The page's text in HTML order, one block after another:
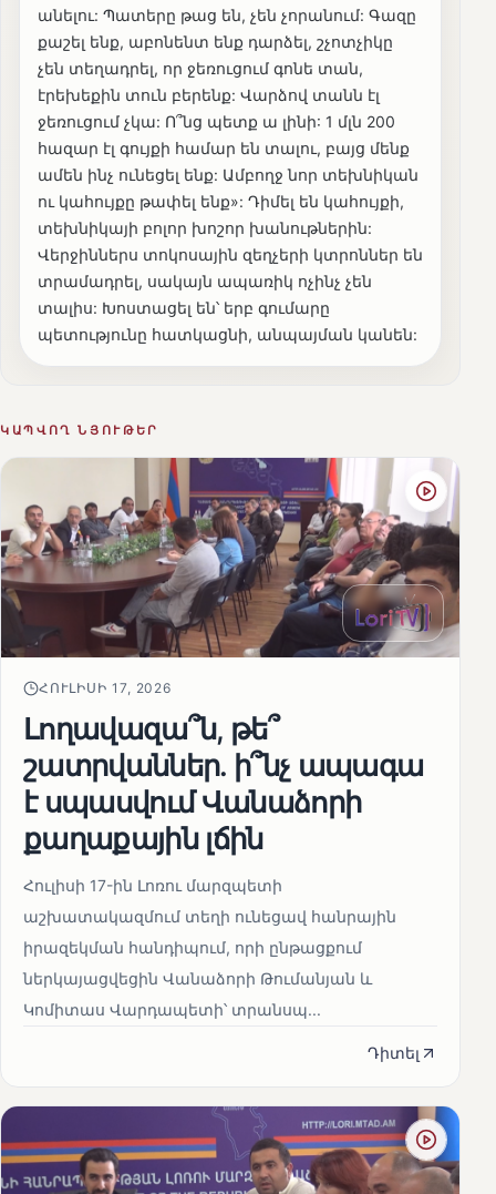
անելու: Պատերը թաց են, չեն չորանում: Գազը
քաշել ենք, աբոնենտ ենք դարձել, շչոտչիկը
չեն տեղադրել, որ ջեռուցում գոնե տան,
էրեխեքին տուն բերենք: Վարձով տանն էլ
ջեռուցում չկա: Ո՞նց պետք ա լինի: 1 մլն 200
հազար էլ գույքի համար են տալու, բայց մենք
ամեն ինչ ունեցել ենք: Ամբողջ նոր տեխնիկան
ու կահույքը թափել ենք»: Դիմել են կահույքի,
տեխնիկայի բոլոր խոշոր խանութներին:
Վերջիններս տոկոսային զեղչերի կտրոններ են
տրամադրել, սակայն ապառիկ ոչինչ չեն
տալիս: Խոստացել են՝ երբ գումարը
պետությունը հատկացնի, անպայման կանեն:
ԿԱՊՎՈՂ ՆՅՈՒԹԵՐ
ՀՈՒԼԻՍԻ 17, 2026
Լողավազա՞ն, թե՞
շատրվաններ. ի՞նչ ապագա
է սպասվում Վանաձորի
քաղաքային լճին
Հուլիսի 17-ին Լոռու մարզպետի
աշխատակազմում տեղի ունեցավ հանրային
իրազեկման հանդիպում, որի ընթացքում
ներկայացվեցին Վանաձորի Թումանյան և
Կոմիտաս Վարդապետի՝ տրանսպ...
Դիտել